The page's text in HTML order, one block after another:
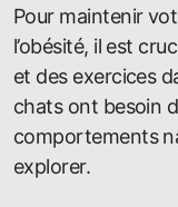
Pour maintenir
l’obésité, il est
et des exercices
chats ont besoin
comportements
explorer.